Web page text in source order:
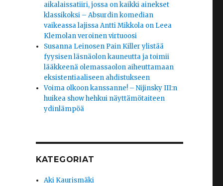
aikalaissatiiri, jossa on kaikki ainekset
klassikoksi – Absurdin komedian
vaikeassa lajissa Antti Mikkola on Leea
Klemolan veroinen virtuoosi
Susanna Leinosen Pain Killer ylistää
fyysisen läsnäolon kauneutta ja toimii
lääkkeenä olemassaolon aiheuttamaan
eksistentiaaliseen ahdistukseen
Voima olkoon kanssanne! – Nijinsky III:n
huikea show hehkui näyttämötaiteen
ydinlämpöä
KATEGORIAT
Aki Kaurismäki